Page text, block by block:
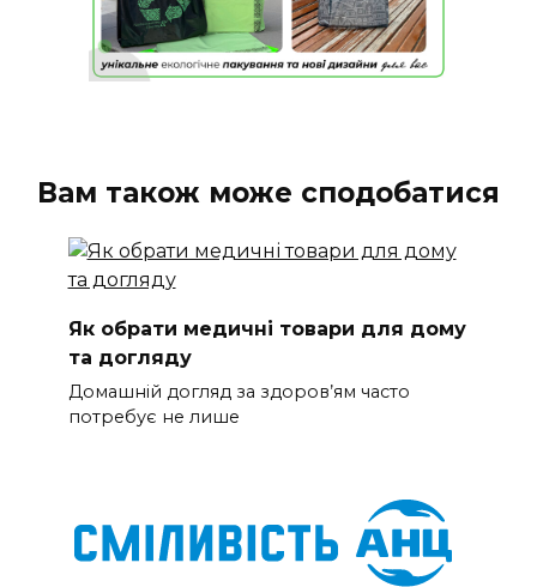
Вам також може сподобатися
Як обрати медичні товари для дому
та догляду
Домашній догляд за здоров’ям часто
потребує не лише